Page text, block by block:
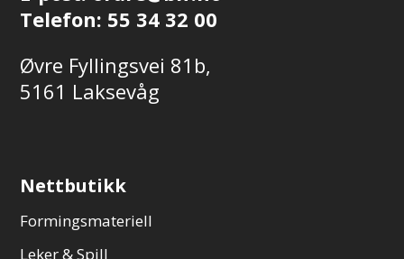
Telefon: 55 34 32 00
Øvre Fyllingsvei 81b,
5161 Laksevåg
Nettbutikk
Formingsmateriell
Leker & Spill